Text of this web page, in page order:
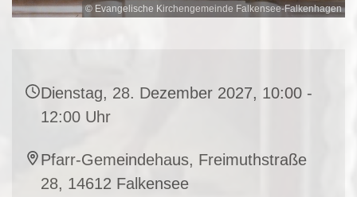
© Evangelische Kirchengemeinde Falkensee-Falkenhagen
Dienstag, 28. Dezember 2027, 10:00 -
12:00 Uhr
Pfarr-Gemeindehaus, Freimuthstraße
28, 14612 Falkensee